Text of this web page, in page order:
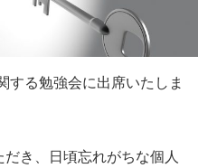
する勉強会に出席いたしま
き、日頃忘れがちな個人